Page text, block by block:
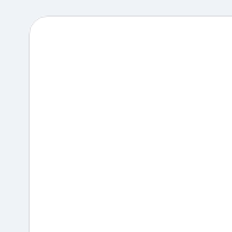
windsurf; además, tendrás